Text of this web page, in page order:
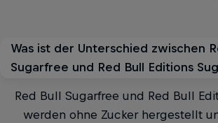
Was ist der Unterschied zwischen
Sugarfree und Red Bull Editions
Red Bull Sugarfree und Red Bull
werden ohne Zucker hergestellt